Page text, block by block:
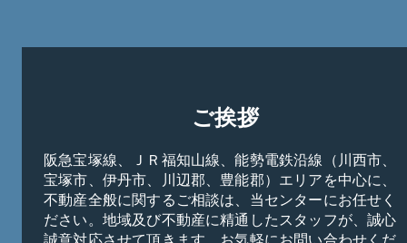
ご挨拶
阪急宝塚線、ＪＲ福知山線、能勢電鉄沿線（川西市、
宝塚市、伊丹市、川辺郡、豊能郡）エリアを中心に、
不動産全般に関するご相談は、当センターにお任せく
ださい。地域及び不動産に精通したスタッフが、誠心
誠意対応させて頂きます。お気軽にお問い合わせくだ